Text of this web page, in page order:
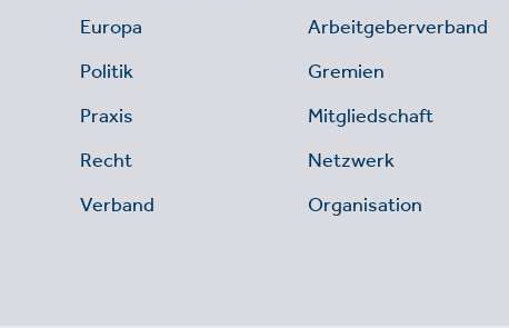
Europa
Politik
Praxis
Recht
Verband
Arbeitgeberverband
Gremien
Mitgliedschaft
Netzwerk
Organisation